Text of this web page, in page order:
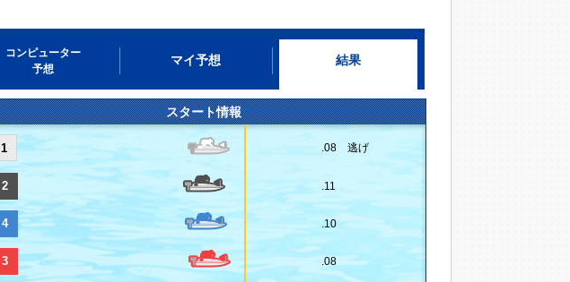
コンピューター
予想
マイ予想 結果
スタート情報
1 .08 逃げ
2 .11
4 .10
3 .08